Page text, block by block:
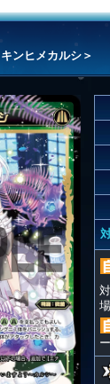
キンヒメカルシ＞